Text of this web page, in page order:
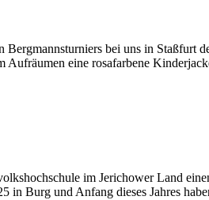
Bergmannsturniers bei uns in
eine rosafarbene
im Jerichower Land
in Burg und Anfang dieses Jahres